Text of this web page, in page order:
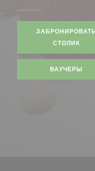
ЗАБРОНИРОВАТЬ
СТОЛИК
ВАУЧЕРЫ